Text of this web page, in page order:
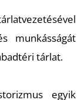
munkásságát
tárlat.
egyik